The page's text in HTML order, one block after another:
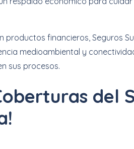
productos financieros, Seguros
medioambiental y
sus procesos.
del